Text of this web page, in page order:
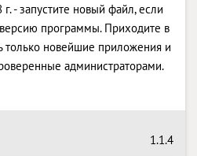
- запустите новый файл, если
программы. Приходите в
только новейшие приложения и
администраторами.
1.1.4